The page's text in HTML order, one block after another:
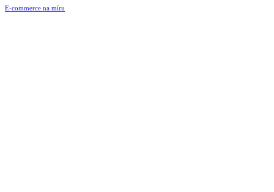
E-commerce na míru